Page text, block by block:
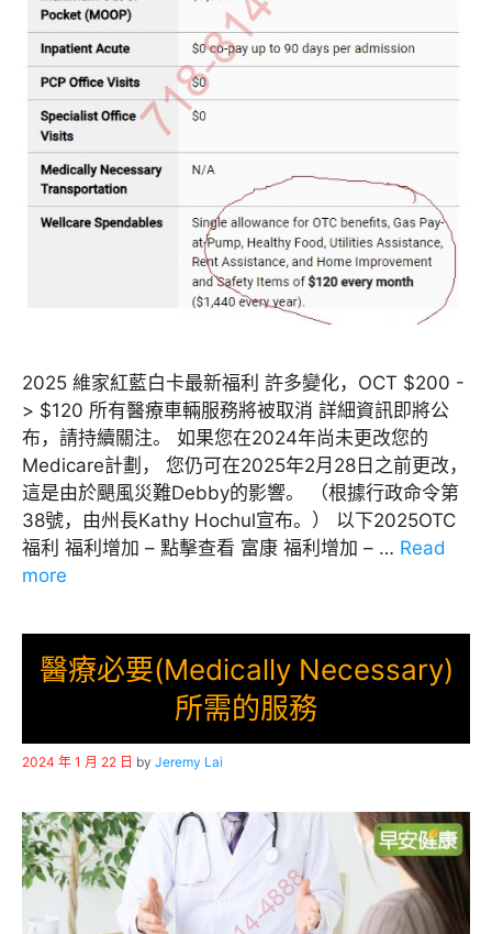
2025 維家紅藍白卡最新福利 許多變化，OCT $200 -
> $120 所有醫療車輛服務將被取消 詳細資訊即將公
布，請持續關注。 如果您在2024年尚未更改您的
Medicare計劃， 您仍可在2025年2月28日之前更改，
這是由於颶風災難Debby的影響。 （根據行政命令第
38號，由州長Kathy Hochul宣布。） 以下2025OTC
福利 福利增加 – 點擊查看 富康 福利增加 – … Read
more
醫療必要(Medically Necessary)
所需的服務
2024 年 1 月 22 日 by Jeremy Lai